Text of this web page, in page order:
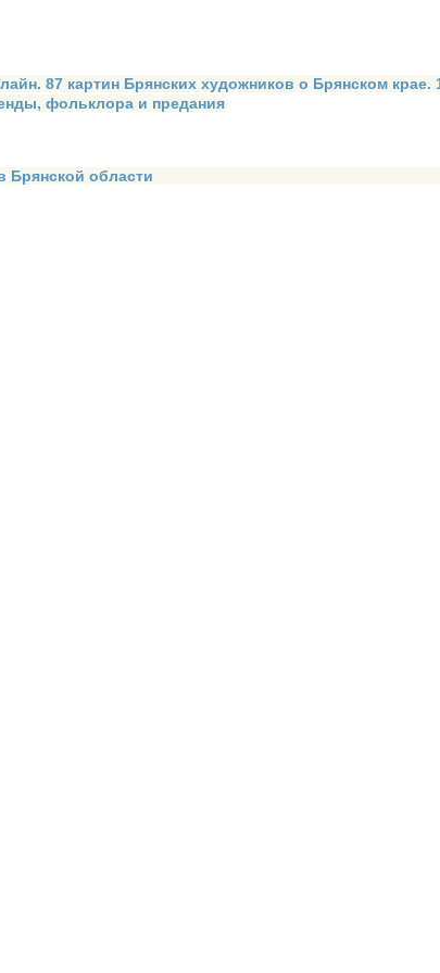
87 картин Брянских художников о Брянском
фольклора и предания
Брянской области